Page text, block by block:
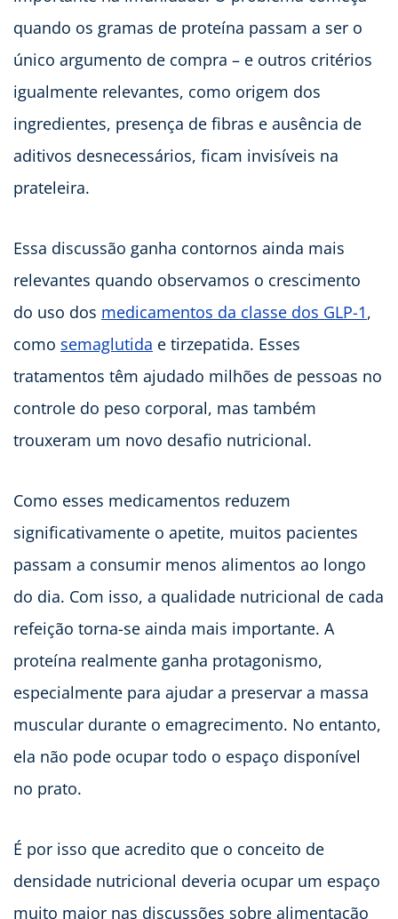
quando os gramas de proteína passam a ser o
único argumento de compra – e outros critérios
igualmente relevantes, como origem dos
ingredientes, presença de fibras e ausência de
aditivos desnecessários, ficam invisíveis na
prateleira.
Essa discussão ganha contornos ainda mais
relevantes quando observamos o crescimento
do uso dos medicamentos da classe dos GLP-1,
como semaglutida e tirzepatida. Esses
tratamentos têm ajudado milhões de pessoas no
controle do peso corporal, mas também
trouxeram um novo desafio nutricional.
Como esses medicamentos reduzem
significativamente o apetite, muitos pacientes
passam a consumir menos alimentos ao longo
do dia. Com isso, a qualidade nutricional de cada
refeição torna-se ainda mais importante. A
proteína realmente ganha protagonismo,
especialmente para ajudar a preservar a massa
muscular durante o emagrecimento. No entanto,
ela não pode ocupar todo o espaço disponível
no prato.
É por isso que acredito que o conceito de
densidade nutricional deveria ocupar um espaço
muito maior nas discussões sobre alimentação